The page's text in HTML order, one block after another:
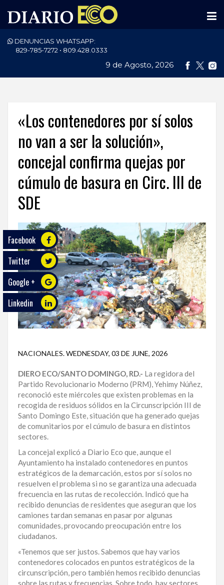
DENUNCIAS WHATSAPP:
829-785-7272 • 809.428.0333
9 de Agosto, 2026
PORTADA
DEPORTES
ENTRETENIMIENTO
SALUD
TECNOLOGÍA
ECO
PLAY
TRABAJOS
DE
INVESTIGACIÓN
PROVINCIAS
NACIONAL
SANTO
DOMINGO
SANTIAGO
SAN
JUAN
LA
ALTAGRACIA
PUERTO
PLATA
CONTÁCTENOS
«Los contenedores por sí solos
no van a ser la solución»,
concejal confirma quejas por
cúmulo de basura en Circ. III de
SDE
Facebook
Twitter
Google +
Linkedin
NACIONALES.WEDNESDAY, 03 DE JUNE, 2026
DIERO ECO/SANTO DOMINGO, RD.- La regidora del
Partido Revolucionario Moderno (PRM), Yehimy Núñez,
reconoció este miércoles que existen problemas en la
recogida de residuos sólidos en la Circunscripción III de
Santo Domingo Este, situación que ha generado quejas
de comunitarios por el cúmulo de basura en distintos
sectores.
La concejal explicó a Diario Eco que, aunque el
Ayuntamiento ha instalado contenedores en puntos
estratégicos de la demarcación, estos por sí solos no
resuelven el problema si no se garantiza una adecuada
frecuencia en las rutas de recolección. Indicó que ha
recibido denuncias de residentes que aseguran que los
camiones tardan semanas en pasar por algunas
comunidades, provocando preocupación entre los
ciudadanos.
«Tenemos que ser justos. Sabemos que hay varios
contenedores colocados en puntos estratégicos de la
circunscripción, pero también hemos recibido denuncias
sobre las rutas y frecuencias. Sobre todo, hay sectores